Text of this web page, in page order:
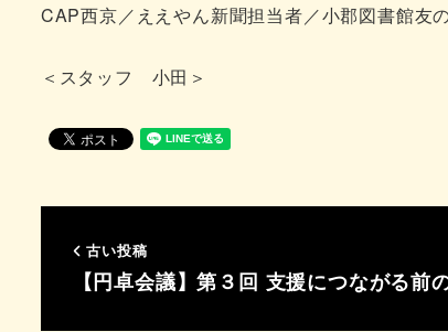
CAP西京／ええやん新聞担当者／小郡図書館友
＜スタッフ 小田＞
古い投稿
【円卓会議】第３回 支援につながる前